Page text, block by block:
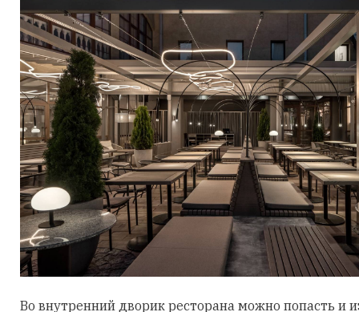
Во внутренний дворик ресторана можно попасть и